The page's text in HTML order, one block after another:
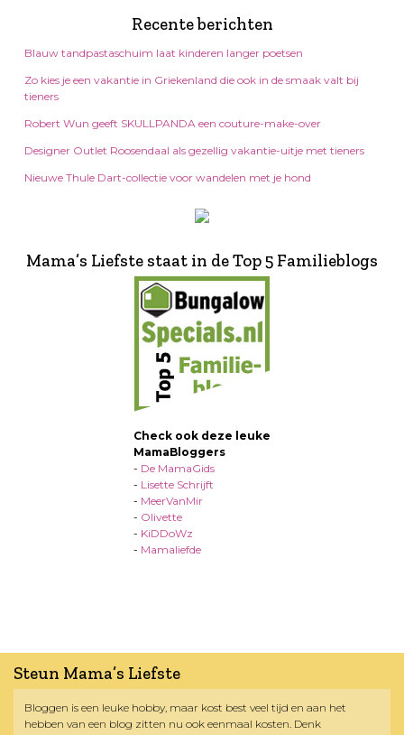
Recente berichten
Blauw tandpastaschuim laat kinderen langer poetsen
Zo kies je een vakantie in Griekenland die ook in de smaak valt bij
tieners
Robert Wun geeft SKULLPANDA een couture-make-over
Designer Outlet Roosendaal als gezellig vakantie-uitje met tieners
Nieuwe Thule Dart-collectie voor wandelen met je hond
Mama’s Liefste staat in de Top 5 Familieblogs
Check ook deze leuke
MamaBloggers
- De MamaGids
- Lisette Schrijft
- MeerVanMir
- Olivette
- KiDDoWz
- Mamaliefde
Steun Mama’s Liefste
Bloggen is een leuke hobby, maar kost best veel tijd en aan het
hebben van een blog zitten nu ook eenmaal kosten. Denk